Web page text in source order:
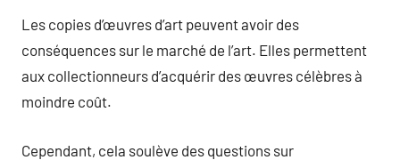
Les copies d’œuvres d’art peuvent avoir des
conséquences sur le marché de l’art. Elles permettent
aux collectionneurs d’acquérir des œuvres célèbres à
moindre coût.
Cependant, cela soulève des questions sur